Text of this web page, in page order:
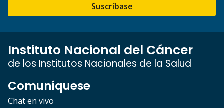
Suscríbase
Instituto Nacional del Cáncer
de los Institutos Nacionales de la Salud
Comuníquese
Chat en vivo